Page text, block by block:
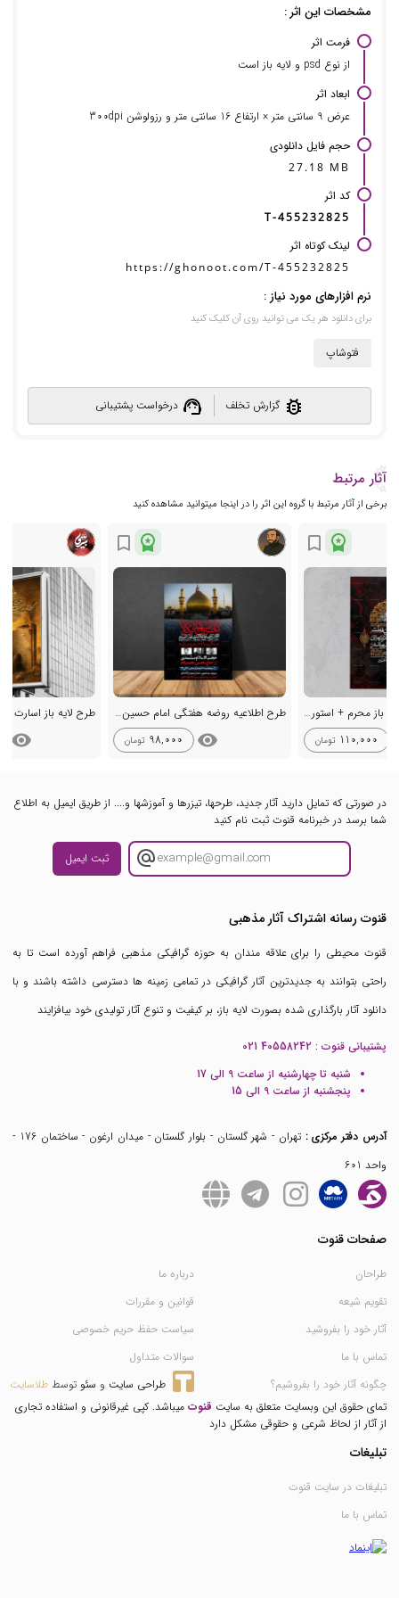
مشخصات این اثر :
فرمت اثر
از نوع psd و لایه باز است
ابعاد اثر
عرض 9 سانتی متر × ارتفاع 16 سانتی متر و رزولوشن 300dpi
حجم فایل دانلودی
27.18 MB
کد اثر
T-455232825
لینک کوتاه اثر
https://ghonoot.com/T-455232825
نرم افزارهای مورد نیاز :
برای دانلود هر یک می توانید روی آن کلیک کنید
فتوشاپ
bug_report گزارش تخلف support_agent درخواست پشتیبانی
آثار مرتبط
برخی از آثار مرتبط با گروه این اثر را در اینجا میتوانید مشاهده کنید
workspace_premium
bookmark_border
اطلاعیه با کیفیت لایه باز محرم + استوری لایه باز محرم
110,000 تومان
workspace_premium
bookmark_border
طرح اطلاعیه روضه هفتگی امام حسین علیه السلام
visibility
98,000 تومان
طرح لایه باز اسارت
visibility
در صورتی که تمایل دارید آثار جدید، طرحها، تیزرها و آموزشها و.... از طریق ایمیل به اطلاع
شما برسد در خبرنامه قنوت ثبت نام کنید
ثبت ایمیل
قنوت رسانه اشتراک آثار مذهبی
قنوت محیطی را برای علاقه مندان به حوزه گرافیکی مذهبی فراهم آورده است تا به
راحتی بتوانند به جدیدترین آثار گرافیکی در تمامی زمینه ها دسترسی داشته باشند و با
دانلود آثار بارگذاری شده بصورت لایه باز، بر کیفیت و تنوع آثار تولیدی خود بیافزایند
پشتیبانی قنوت : 021 40558242
شنبه تا چهارشنبه از ساعت 9 الی 17
پنجشنبه از ساعت 9 الی 15
آدرس دفتر مرکزی :
تهران - شهر گلستان - بلوار گلستان - میدان ارغون - ساختمان 176 -
واحد 601
صفحات قنوت
طراحان
تقویم شیعه
آثار خود را بفروشید
تماس با ما
چگونه آثار خود را بفروشیم؟
درباره ما
قوانین و مقررات
سیاست حفظ حریم خصوصی
سوالات متداول
طراحی سایت و سئو توسط طلاسایت
تمای حقوق این وبسایت متعلق به سایت قنوت میباشد. کپی غیرقانونی و استفاده تجاری
از آثار از لحاظ شرعی و حقوقی مشکل دارد
تبلیغات
تبلیغات در سایت قنوت
تماس با ما